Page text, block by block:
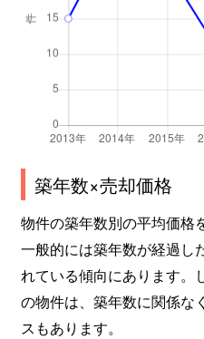
築年数×売却価格
物件の築年数別の平均価格
一般的には築年数が経過し
れている傾向にあります。
の物件は、築年数に関係な
スもあります。